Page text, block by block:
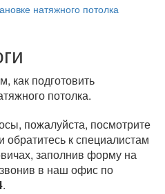
как подготовить
потолка.
пожалуйста, посмотрите
обратитесь к специалистам
заполнив форму на
в наш офис по
.